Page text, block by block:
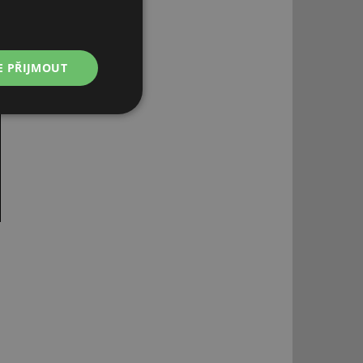
PŘIJMOUT
Nezařazené
účtu. Webové